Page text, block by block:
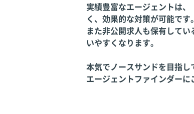
実績豊富なエージェントは
く、効果的な対策が可能です。
また非公開求人も保有して
いやすくなります。
本気でノースサンドを目指し
エージェントファインダーに